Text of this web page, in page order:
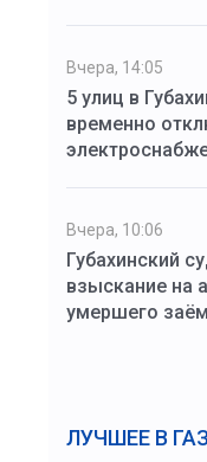
Вчера, 14:05
5 улиц в
временно
Вчера, 10:06
Губахинский
взыскание на
умершего
ЛУЧШЕЕ В